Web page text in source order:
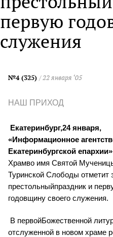
первую
служения
№4 (325) / 22 января ‘05
НАШ ПРИХОД
Екатеринбург,24 января,
«Информационное
Екатеринбургской
Храмво имя Святой
Туринской Слободы отметит
престольныйпраздник и
годовщину своего служения.
В первойБожественной
отслуженной в новом храме